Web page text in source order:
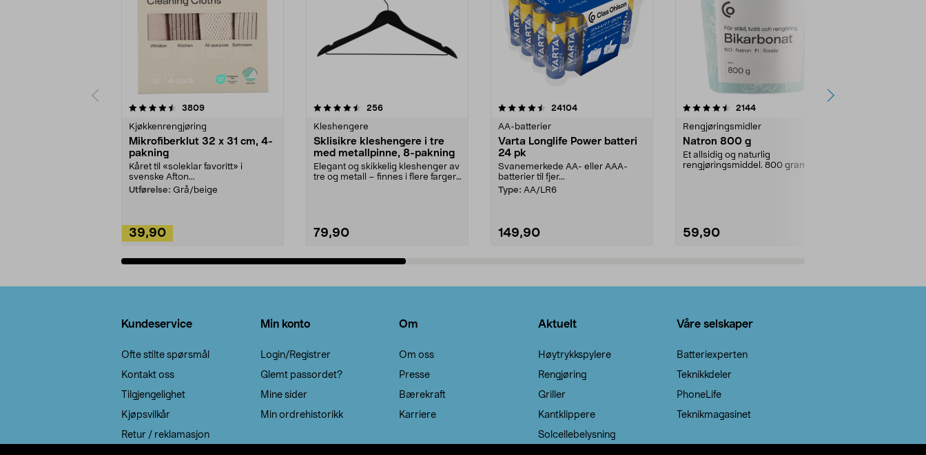
3809anmeldelser
Kjøkkenrengjøring
Mikrofiberklut 32 x 31 cm, 4-
pakning
Kåret til «soleklar favoritt» i
svenske Afton...
Utførelse: Grå/beige
39,90
4.5av 5 stjerner 256anmeldelser
Kleshengere
Sklisikre kleshengere i tre
med metallpinne, 8-pakning
Elegant og skikkelig kleshenger av
tre og metall – finnes i flere farger.
79,90
4.5av 5 stjerner 24104anmeldelser
AA-batterier
Varta Longlife Power batteri
24 pk
Svanemerkede AA- eller AAA-
batterier til fjer...
Type: AA/LR6
149,90
4.5av 5 stjerner 2144anmeldelser
Rengjøringsmidler
Natron 800 g
Et allsidig og naturlig
rengjøringsmiddel. 800 gram
59,90
4.0av 5 stjerner
Kundeservice
Ofte stilte spørsmål
Kontakt oss
Tilgjengelighet
Kjøpsvilkår
Retur / reklamasjon
Min konto
Login/Registrer
Glemt passordet?
Mine sider
Min ordrehistorikk
Om
Om oss
Presse
Bærekraft
Karriere
Aktuelt
Høytrykkspylere
Rengjøring
Griller
Kantklippere
Solcellebelysning
Våre selskaper
Batteriexperten
Teknikkdeler
PhoneLife
Teknikmagasinet